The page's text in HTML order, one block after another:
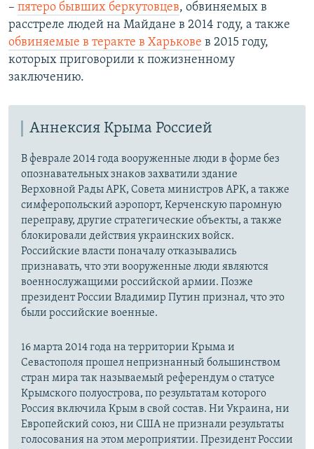
– пятеро бывших беркутовцев, обвиняемых в
расстреле людей на Майдане в 2014 году, а также
обвиняемые в теракте в Харькове в 2015 году,
которых приговорили к пожизненному
заключению.
Аннексия Крыма Россией
В феврале 2014 года вооруженные люди в форме без
опознавательных знаков захватили здание
Верховной Рады АРК, Совета министров АРК, а также
симферопольский аэропорт, Керченскую паромную
переправу, другие стратегические объекты, а также
блокировали действия украинских войск.
Российские власти поначалу отказывались
признавать, что эти вооруженные люди являются
военнослужащими российской армии. Позже
президент России Владимир Путин признал, что это
были российские военные.
16 марта 2014 года на территории Крыма и
Севастополя прошел непризнанный большинством
стран мира так называемый референдум о статусе
Крымского полуострова, по результатам которого
Россия включила Крым в свой состав. Ни Украина, ни
Европейский союз, ни США не признали результаты
голосования на этом мероприятии. Президент России